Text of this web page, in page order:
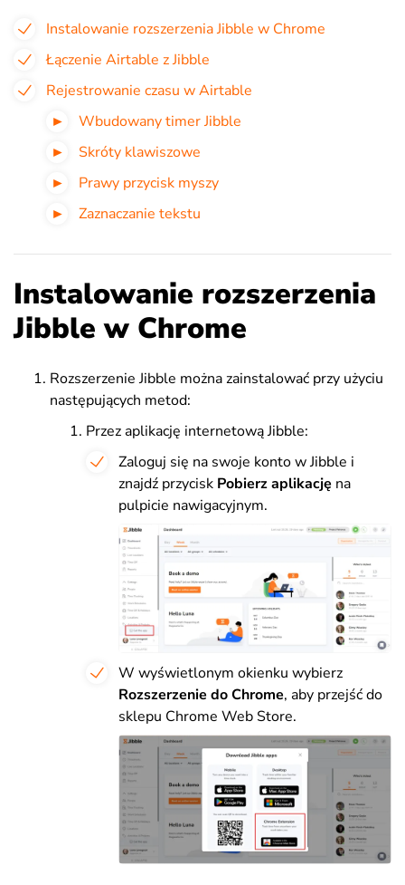
Instalowanie rozszerzenia Jibble w Chrome
Łączenie Airtable z Jibble
Rejestrowanie czasu w Airtable
Wbudowany timer Jibble
Skróty klawiszowe
Prawy przycisk myszy
Zaznaczanie tekstu
Instalowanie rozszerzenia
Jibble w Chrome
Rozszerzenie Jibble można zainstalować przy użyciu
następujących metod:
Przez aplikację internetową Jibble:
Zaloguj się na swoje konto w Jibble i
znajdź przycisk Pobierz aplikację na
pulpicie nawigacyjnym.
W wyświetlonym okienku wybierz
Rozszerzenie do Chrome, aby przejść do
sklepu Chrome Web Store.